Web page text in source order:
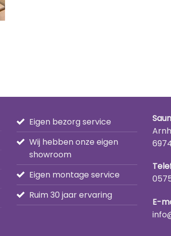
Eigen bezorg service
Wij hebben onze eigen
showroom
Eigen montage service
Ruim 30 jaar ervaring
E-